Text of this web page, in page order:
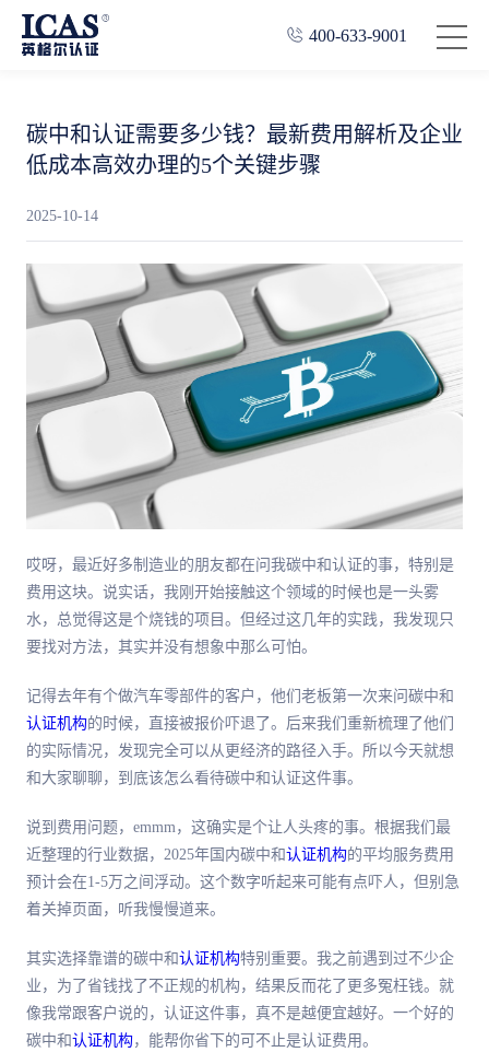
400-633-9001
碳中和认证需要多少钱？最新费用解析及企业
低成本高效办理的5个关键步骤
2025-10-14
哎呀，最近好多制造业的朋友都在问我碳中和认证的事，特别是
费用这块。说实话，我刚开始接触这个领域的时候也是一头雾
水，总觉得这是个烧钱的项目。但经过这几年的实践，我发现只
要找对方法，其实并没有想象中那么可怕。
记得去年有个做汽车零部件的客户，他们老板第一次来问碳中和
认证机构的时候，直接被报价吓退了。后来我们重新梳理了他们
的实际情况，发现完全可以从更经济的路径入手。所以今天就想
和大家聊聊，到底该怎么看待碳中和认证这件事。
说到费用问题，emmm，这确实是个让人头疼的事。根据我们最
近整理的行业数据，2025年国内碳中和认证机构的平均服务费用
预计会在1-5万之间浮动。这个数字听起来可能有点吓人，但别急
着关掉页面，听我慢慢道来。
其实选择靠谱的碳中和认证机构特别重要。我之前遇到过不少企
业，为了省钱找了不正规的机构，结果反而花了更多冤枉钱。就
像我常跟客户说的，认证这件事，真不是越便宜越好。一个好的
碳中和认证机构，能帮你省下的可不止是认证费用。